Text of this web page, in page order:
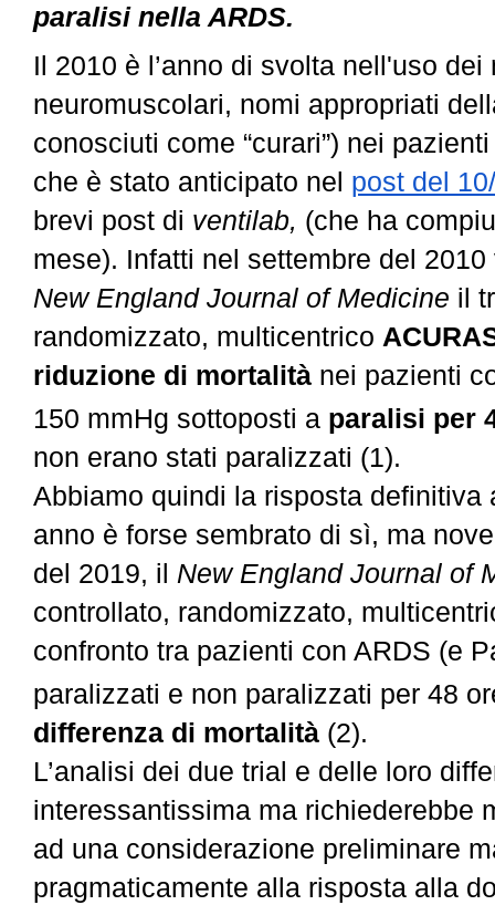
paralisi nella ARDS.
Il 2010 è l’anno di svolta nell'uso
neuromuscolari, nomi appropriati
conosciuti come “curari”) nei
che è stato anticipato nel post del
brevi post di ventilab, (che ha
mese). Infatti nel settembre del
New England Journal of Medicine il
randomizzato, multicentrico
riduzione di mortalità nei pazienti
150 mmHg sottoposti a paralisi per
non erano stati paralizzati (1).
Abbiamo quindi la risposta definitiva
anno è forse sembrato di sì, ma
del 2019, il New England Journal of
controllato, randomizzato,
confronto tra pazienti con ARDS (e
paralizzati e non paralizzati per 48
differenza di mortalità (2).
L’analisi dei due trial e delle loro
interessantissima ma richiederebbe
ad una considerazione preliminare
pragmaticamente alla risposta alla